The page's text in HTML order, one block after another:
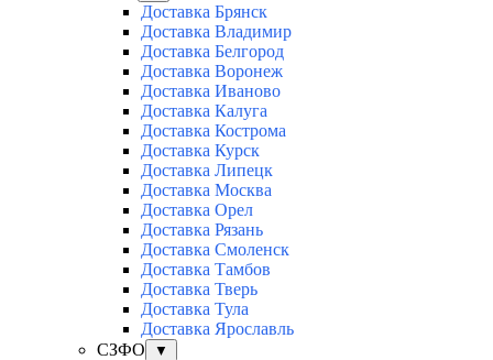
Доставка Брянск
Доставка Владимир
Доставка Белгород
Доставка Воронеж
Доставка Иваново
Доставка Калуга
Доставка Кострома
Доставка Курск
Доставка Липецк
Доставка Москва
Доставка Орел
Доставка Рязань
Доставка Смоленск
Доставка Тамбов
Доставка Тверь
Доставка Тула
Доставка Ярославль
СЗФО
▼